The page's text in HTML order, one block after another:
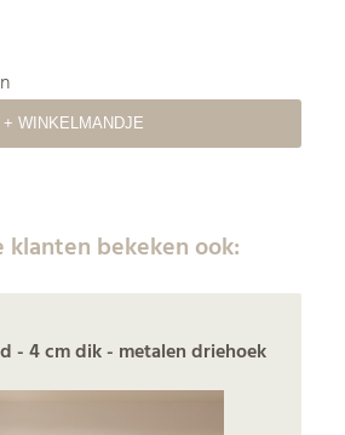
klanten bekeken ook:
- 4 cm dik - metalen driehoek